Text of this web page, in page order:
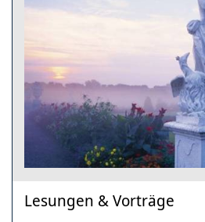
Lesungen & Vorträge